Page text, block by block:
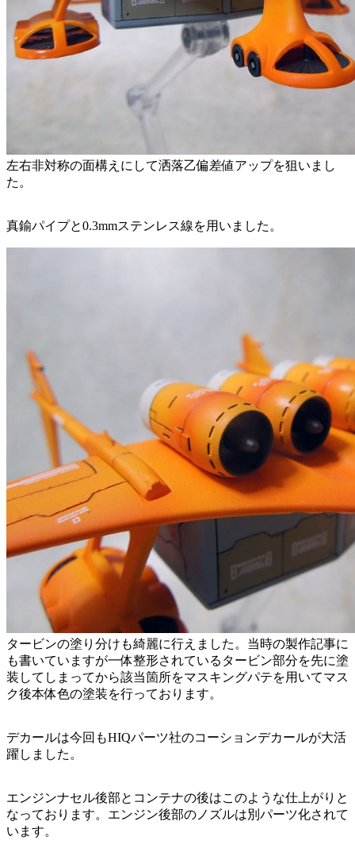
左右非対称の面構えにして洒落乙偏差値アップを狙いまし
た。
真鍮パイプと0.3mmステンレス線を用いました。
タービンの塗り分けも綺麗に行えました。当時の製作記事に
も書いていますが一体整形されているタービン部分を先に塗
装してしまってから該当箇所をマスキングパテを用いてマス
ク後本体色の塗装を行っております。
デカールは今回もHIQパーツ社のコーションデカールが大活
躍しました。
エンジンナセル後部とコンテナの後はこのような仕上がりと
なっております。エンジン後部のノズルは別パーツ化されて
います。